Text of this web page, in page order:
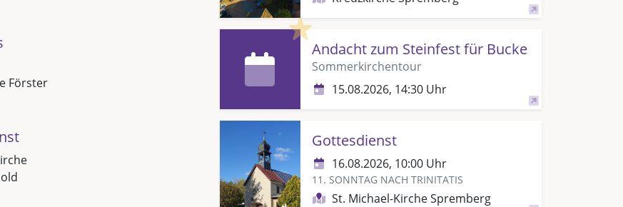
Highlight
Andacht zum Steinfest für Bucke
Sommerkirchentour
15.08.2026, 14:30 Uhr
Gottesdienst
16.08.2026, 10:00 Uhr
11. SONNTAG NACH TRINITATIS
St. Michael-Kirche Spremberg
Förster